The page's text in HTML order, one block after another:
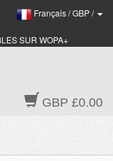
Français/GBP/
SUR WOPA+
GBP £0.00